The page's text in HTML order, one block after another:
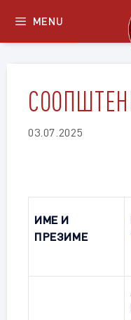
content
MENU
03.07.2025
ИМЕ И
ПРЕЗИМЕ